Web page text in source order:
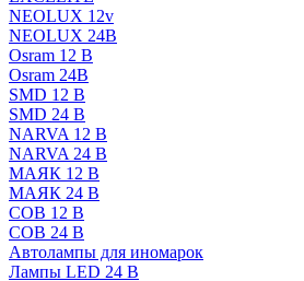
NEOLUX 12v
NEOLUX 24В
Osram 12 В
Osram 24В
SMD 12 В
SMD 24 В
NARVA 12 В
NARVA 24 В
МАЯК 12 В
МАЯК 24 В
COB 12 В
COB 24 В
Автолампы для иномарок
Лампы LED 24 B